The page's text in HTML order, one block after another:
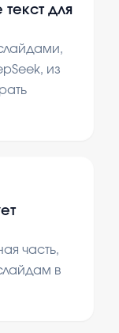
для
из
часть,
в